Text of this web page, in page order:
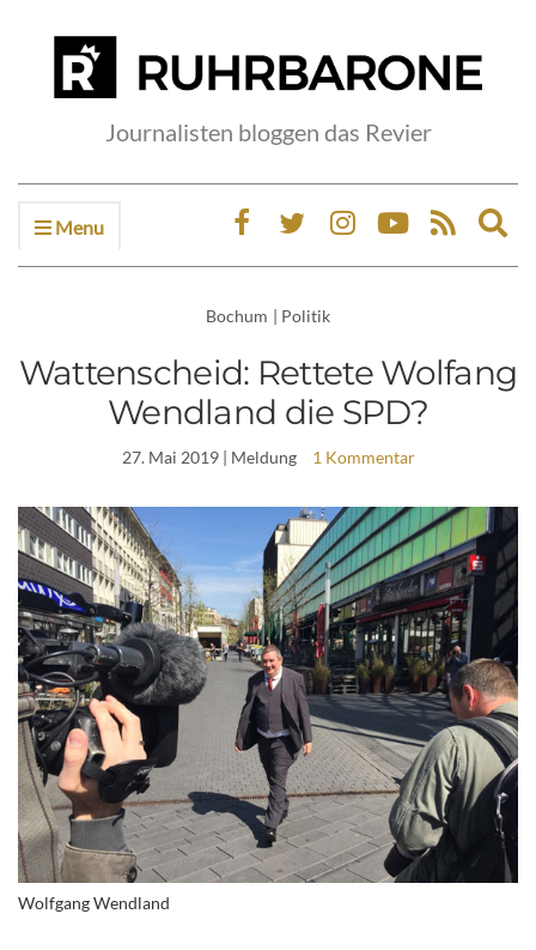
Journalisten bloggen das Revier
Menu
Bochum | Politik
Wattenscheid: Rettete Wolfang
Wendland die SPD?
27. Mai 2019| Meldung 1 Kommentar
Wolfgang Wendland